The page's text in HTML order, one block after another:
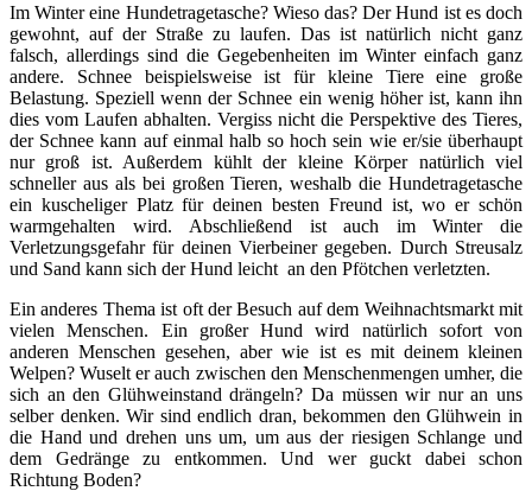
Im Winter eine Hundetragetasche? Wieso das? Der Hund ist es doch
gewohnt, auf der Straße zu laufen. Das ist natürlich nicht ganz
falsch, allerdings sind die Gegebenheiten im Winter einfach ganz
andere. Schnee beispielsweise ist für kleine Tiere eine große
Belastung. Speziell wenn der Schnee ein wenig höher ist, kann ihn
dies vom Laufen abhalten. Vergiss nicht die Perspektive des Tieres,
der Schnee kann auf einmal halb so hoch sein wie er/sie überhaupt
nur groß ist. Außerdem kühlt der kleine Körper natürlich viel
schneller aus als bei großen Tieren, weshalb die Hundetragetasche
ein kuscheliger Platz für deinen besten Freund ist, wo er schön
warmgehalten wird. Abschließend ist auch im Winter die
Verletzungsgefahr für deinen Vierbeiner gegeben. Durch Streusalz
und Sand kann sich der Hund leicht an den Pfötchen verletzten.
Ein anderes Thema ist oft der Besuch auf dem Weihnachtsmarkt mit
vielen Menschen. Ein großer Hund wird natürlich sofort von
anderen Menschen gesehen, aber wie ist es mit deinem kleinen
Welpen? Wuselt er auch zwischen den Menschenmengen umher, die
sich an den Glühweinstand drängeln? Da müssen wir nur an uns
selber denken. Wir sind endlich dran, bekommen den Glühwein in
die Hand und drehen uns um, um aus der riesigen Schlange und
dem Gedränge zu entkommen. Und wer guckt dabei schon
Richtung Boden?